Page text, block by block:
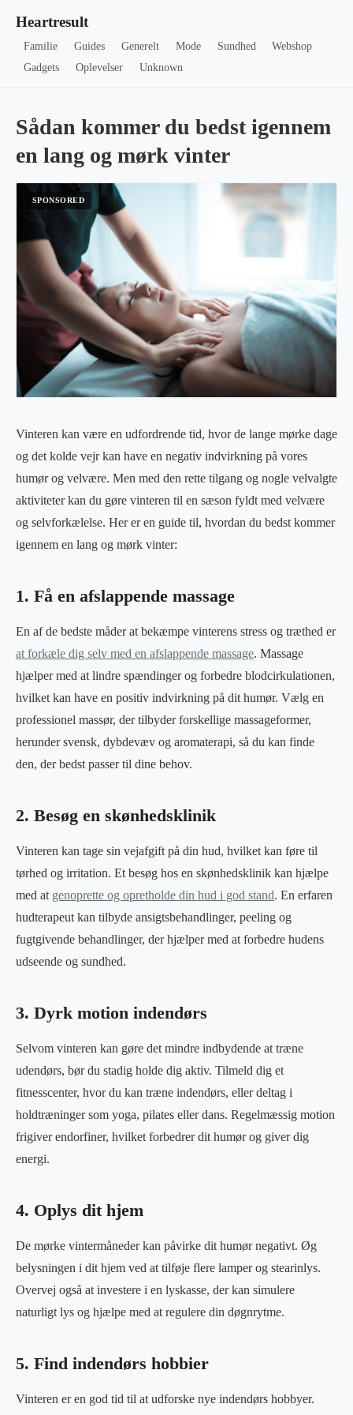
Heartresult
Familie Guides Generelt Mode Sundhed
Webshop
Gadgets
Oplevelser Unknown
Sådan kommer du bedst igennem
en lang og mørk vinter
Vinteren kan være en udfordrende tid, hvor de lange mørke dage
og det kolde vejr kan have en negativ indvirkning på vores
humør og velvære. Men med den rette tilgang og nogle velvalgte
aktiviteter kan du gøre vinteren til en sæson fyldt med velvære
og selvforkælelse. Her er en guide til, hvordan du bedst kommer
igennem en lang og mørk vinter:
1. Få en afslappende massage
En af de bedste måder at bekæmpe vinterens stress og træthed er
at forkæle dig selv med en afslappende massage. Massage
hjælper med at lindre spændinger og forbedre blodcirkulationen,
hvilket kan have en positiv indvirkning på dit humør. Vælg en
professionel massør, der tilbyder forskellige massageformer,
herunder svensk, dybdevæv og aromaterapi, så du kan finde
den, der bedst passer til dine behov.
2. Besøg en skønhedsklinik
Vinteren kan tage sin vejafgift på din hud, hvilket kan føre til
tørhed og irritation. Et besøg hos en skønhedsklinik kan hjælpe
med at genoprette og opretholde din hud i god stand. En erfaren
hudterapeut kan tilbyde ansigtsbehandlinger, peeling og
fugtgivende behandlinger, der hjælper med at forbedre hudens
udseende og sundhed.
3. Dyrk motion indendørs
Selvom vinteren kan gøre det mindre indbydende at træne
udendørs, bør du stadig holde dig aktiv. Tilmeld dig et
fitnesscenter, hvor du kan træne indendørs, eller deltag i
holdtræninger som yoga, pilates eller dans. Regelmæssig motion
frigiver endorfiner, hvilket forbedrer dit humør og giver dig
energi.
4. Oplys dit hjem
De mørke vintermåneder kan påvirke dit humør negativt. Øg
belysningen i dit hjem ved at tilføje flere lamper og stearinlys.
Overvej også at investere i en lyskasse, der kan simulere
naturligt lys og hjælpe med at regulere din døgnrytme.
5. Find indendørs hobbier
Vinteren er en god tid til at udforske nye indendørs hobbyer.